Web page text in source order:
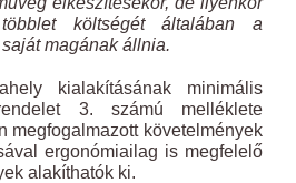
költségét általában a
magának állnia.
kialakításának minimális
3. számú melléklete
megfogalmazott követelmények
ergonómiailag is megfelelő
alakíthatók ki.